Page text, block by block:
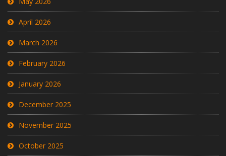
April 2026
March 2026
February 2026
January 2026
December 2025
November 2025
October 2025